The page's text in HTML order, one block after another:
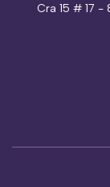
Cra 15 # 17